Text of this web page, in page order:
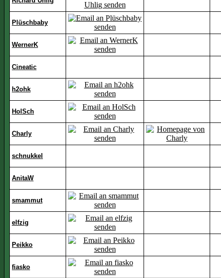
Plüschbaby
WernerK
Cineatic
h2ohk
HolSch
Charly
schnukkel
AnitaW
smammut
elfzig
Peikko
fiasko